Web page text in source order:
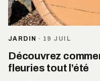
JARDIN · 19 JUIL
Découvrez
fleuries tout l’été